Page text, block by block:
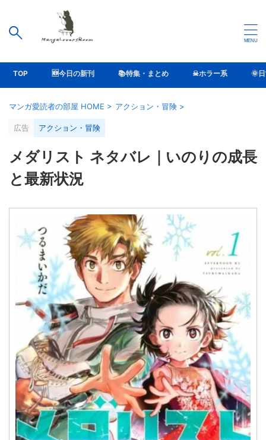
TOP 🆕今日の新刊 📚特集・まとめ ☠ホラー系 🌞
マンガ愛読者の部屋 HOME > アクション・冒険 >
広告 アクション・冒険
メダリスト ネタバレ｜いのりの成長
と最新状況